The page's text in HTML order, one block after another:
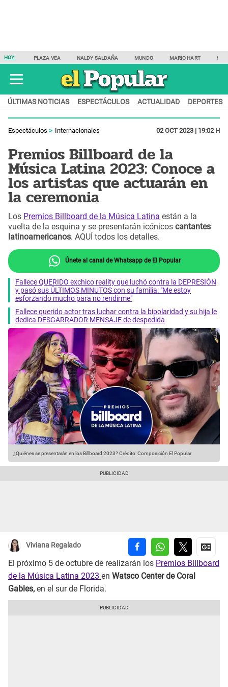
HOY: PLAZA VEA NALDY SALDAÑA MUNDO MARIO HART
ÚLTIMAS NOTICIAS ESPECTÁCULOS ACTUALIDAD DEPORTES
Espectáculos Internacionales 02 OCT 2023 | 19:02 H
Premios Billboard de la
Música Latina 2023: Conoce a
los artistas que actuarán en
la ceremonia
Los Premios Billboard de la Música Latina están a la
vuelta de la esquina y se presentarán icónicos cantantes
latinoamericanos. AQUÍ todos los detalles.
Únete al canal de Whatsapp de El Popular
Fallece QUERIDO exchico reality que luchó contra la DEPRESIÓN
y pasó sus ÚLTIMOS MINUTOS con su familia: "Me estoy
esforzando mucho para no rendirme"
Fallece querido actor tras luchar contra la bipolaridad y su hija le
dedica DESGARRADOR MENSAJE de despedida
¿Quiénes se presentarán en los Billboard 2023?Crédito: Composición El Popular
Viviana Regalado
El próximo 5 de octubre de realizarán los Premios Billboard
de la Música Latina 2023 en Watsco Center de Coral
Gables, en el sur de Florida.